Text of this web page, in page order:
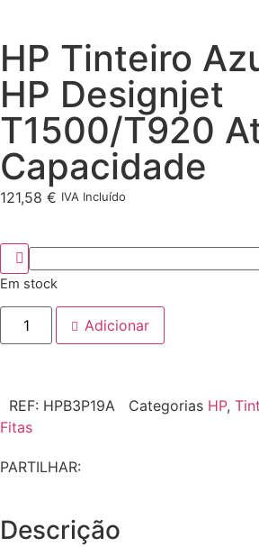
HP Tinteiro
HP Designjet
T1500/T920
Capacidade
121,58 € IVA Incluído
Em stock
Adicionar
REF: HPB3P19A Categorias HP,
Fitas
PARTILHAR:
Descrição